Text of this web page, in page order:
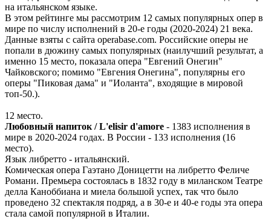
на итальянском языке.
В этом рейтинге мы рассмотрим 12 самых популярных опер в
мире по числу исполнений в 20-е годы (2020-2024) 21 века.
Данные взяты с сайта operabase.com. Российские оперы не
попали в дюжину самых популярных (наилучший результат, а
именно 15 место, показала опера "Евгений Онегин"
Чайковского; помимо "Евгения Онегина", популярны его
оперы "Пиковая дама" и "Иоланта", входящие в мировой
топ-50.).
12 место.
Любовный напиток / L'elisir d'amore - 1383 исполнения в
мире в 2020-2024 годах. В России - 133 исполнения (16
место).
Язык либретто - итальянский.
Комическая опера Гаэтано Доницетти на либретто Феличе
Романи. Премьера состоялась в 1832 году в миланском Театре
делла Каноббиана и миела большой успех, так что было
проведено 32 спектакля подряд, а в 30-е и 40-е годы эта опера
стала самой популярной в Италии.